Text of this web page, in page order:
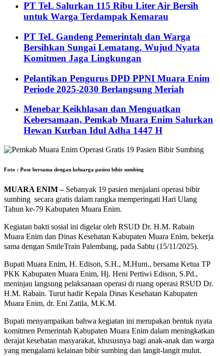
PT TeL Salurkan 115 Ribu Liter Air Bersih
untuk Warga Terdampak Kemarau
PT TeL Gandeng Pemerintah dan Warga
Bersihkan Sungai Lematang, Wujud Nyata
Komitmen Jaga Lingkungan
Pelantikan Pengurus DPD PPNI Muara Enim
Periode 2025-2030 Berlangsung Meriah
Menebar Keikhlasan dan Menguatkan
Kebersamaan, Pemkab Muara Enim Salurkan
Hewan Kurban Idul Adha 1447 H
Foto : Pose bersama dengan keluarga pasien bibir sumbing
MUARA ENIM –Sebanyak 19 pasien menjalani operasi bibir
sumbing secara gratis dalam rangka memperingati Hari Ulang
Tahun ke-79 Kabupaten Muara Enim.
Kegiatan bakti sosial ini digelar oleh RSUD Dr. H.M. Rabain
Muara Enim dan Dinas Kesehatan Kabupaten Muara Enim, bekerja
sama dengan SmileTrain Palembang, pada Sabtu (15/11/2025).
Bupati Muara Enim, H. Edison, S.H., M.Hum., bersama Ketua TP
PKK Kabupaten Muara Enim, Hj. Heni Pertiwi Edison, S.Pd.,
meninjau langsung pelaksanaan operasi di ruang operasi RSUD Dr.
H.M. Rabain. Turut hadir Kepala Dinas Kesehatan Kabupaten
Muara Enim, dr. Eni Zatila, M.K.M.
Bupati menyampaikan bahwa kegiatan ini merupakan bentuk nyata
komitmen Pemerintah Kabupaten Muara Enim dalam meningkatkan
derajat kesehatan masyarakat, khususnya bagi anak-anak dan warga
yang mengalami kelainan bibir sumbing dan langit-langit mulut.